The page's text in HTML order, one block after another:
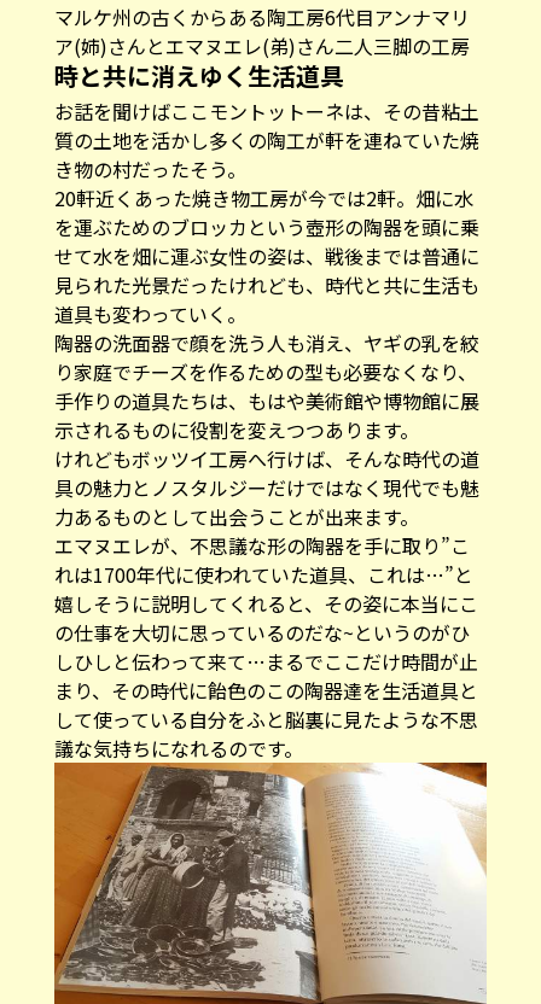
マルケ州の古くからある陶工房6代目アンナマリ
ア(姉)さんとエマヌエレ(弟)さん二人三脚の工房
時と共に消えゆく生活道具
お話を聞けばここモントットーネは、その昔粘土
質の土地を活かし多くの陶工が軒を連ねていた焼
き物の村だったそう。
20軒近くあった焼き物工房が今では2軒。畑に水
を運ぶためのブロッカという壺形の陶器を頭に乗
せて水を畑に運ぶ女性の姿は、戦後までは普通に
見られた光景だったけれども、時代と共に生活も
道具も変わっていく。
陶器の洗面器で顔を洗う人も消え、ヤギの乳を絞
り家庭でチーズを作るための型も必要なくなり、
手作りの道具たちは、もはや美術館や博物館に展
示されるものに役割を変えつつあります。
けれどもボッツイ工房へ行けば、そんな時代の道
具の魅力とノスタルジーだけではなく現代でも魅
力あるものとして出会うことが出来ます。
エマヌエレが、不思議な形の陶器を手に取り”こ
れは1700年代に使われていた道具、これは…”と
嬉しそうに説明してくれると、その姿に本当にこ
の仕事を大切に思っているのだな~というのがひ
しひしと伝わって来て…まるでここだけ時間が止
まり、その時代に飴色のこの陶器達を生活道具と
して使っている自分をふと脳裏に見たような不思
議な気持ちになれるのです。